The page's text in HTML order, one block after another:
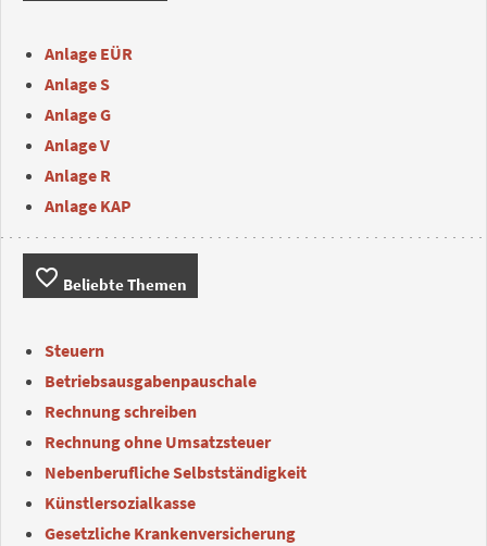
Anlage EÜR
Anlage S
Anlage G
Anlage V
Anlage R
Anlage KAP
favorite_border Beliebte Themen
Steuern
Betriebsausgabenpauschale
Rechnung schreiben
Rechnung ohne Umsatzsteuer
Nebenberufliche Selbstständigkeit
Künstlersozialkasse
Gesetzliche Krankenversicherung